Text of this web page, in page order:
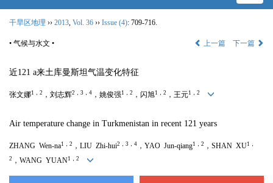
干旱区地理 ›› 2013 Vol. 36 ›› Issue (4): 709-716.
• 气候与水文 • 上一篇 下一篇
近121 a来土库曼斯坦气温变化特征
张文娜1，2 ，刘志辉2，3，4 ，姚俊强1，2 ，闪旭1，2 ，王元1，2
Air temperature change in Turkmenistan in recent 121 years
ZHANG Wen-na1，2 ，LIU Zhi-hui2，3，4 ，YAO Jun-qiang1，2 ，SHAN XU1，
2 ，WANG YUAN1，2